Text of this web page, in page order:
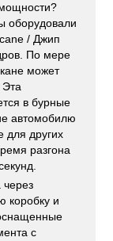
оборудовали
/ Джип
По мере
может
Эта
в бурные
автомобилю
для других
разгона
коробку и
с